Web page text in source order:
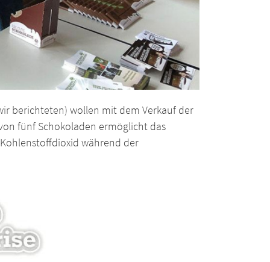
berichteten) wollen mit dem Verkauf der
fünf Schokoladen ermöglicht das
während der